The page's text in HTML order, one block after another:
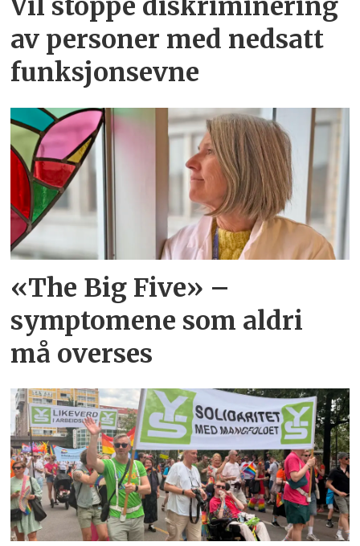
Vil stoppe diskriminering
av personer med nedsatt
funksjonsevne
«The Big Five» –
symptomene som aldri
må overses